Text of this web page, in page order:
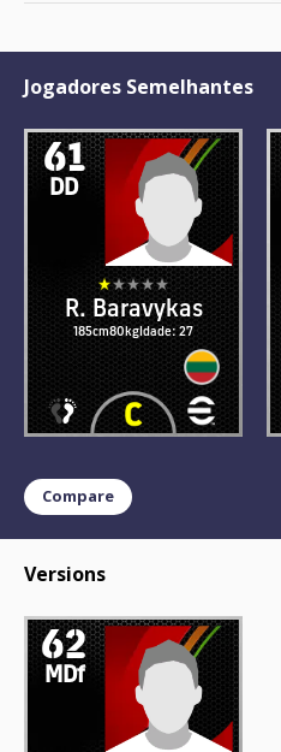
Jogadores Semelhantes
61
DD
R. Baravykas
185cm80kgIdade: 27
Compare
Versions
62
MDf